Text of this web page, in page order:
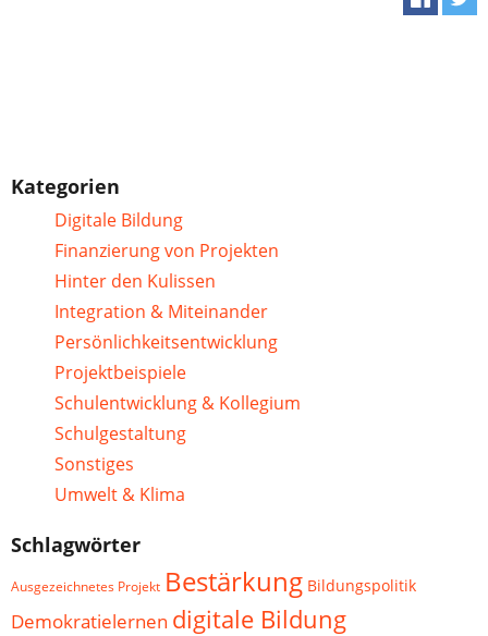
Kategorien
Digitale Bildung
Finanzierung von Projekten
Hinter den Kulissen
Integration & Miteinander
Persönlichkeitsentwicklung
Projektbeispiele
Schulentwicklung & Kollegium
Schulgestaltung
Sonstiges
Umwelt & Klima
Schlagwörter
Ausgezeichnetes Projekt Bestärkung Bildungspolitik
Demokratielernen digitale Bildung